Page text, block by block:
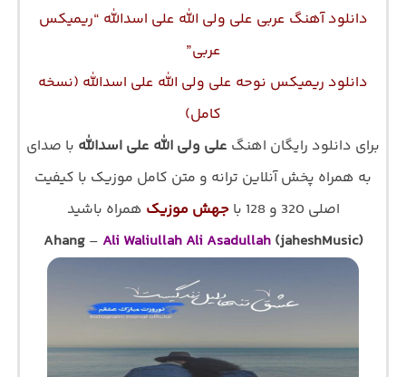
دانلود آهنگ عربی علی ولی الله علی اسدالله “ریمیکس
عربی”
دانلود ریمیکس نوحه علی ولی الله علی اسدالله (نسخه
کامل)
برای دانلود رایگان اهنگ علی ولی الله علی اسدالله با صدای
به همراه پخش آنلاین ترانه و متن کامل موزیک با کیفیت
اصلی 320 و 128 با
جهش موزیک همراه باشید
Ahang – Ali Waliullah Ali Asadullah(jaheshMusic)